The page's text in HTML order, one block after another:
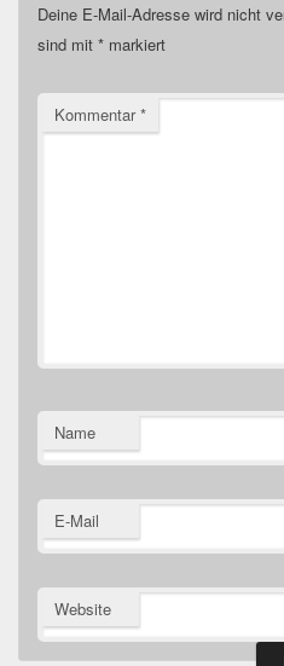
Deine E-Mail-Adresse wird nicht
sind mit * markiert
Kommentar*
Name
E-Mail
Website